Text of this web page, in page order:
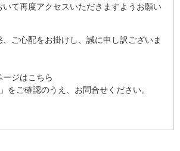
て再度アクセスいただきますようお願い
ご心配をお掛けし、誠に申し訳ございま
ジはこちら
をご確認のうえ、お問合せください。